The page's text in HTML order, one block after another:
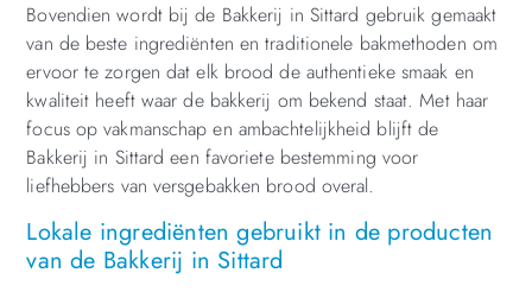
Bovendien wordt bij de Bakkerij in Sittard gebruik gemaakt
van de beste ingrediënten en traditionele bakmethoden om
ervoor te zorgen dat elk brood de authentieke smaak en
kwaliteit heeft waar de bakkerij om bekend staat. Met haar
focus op vakmanschap en ambachtelijkheid blijft de
Bakkerij in Sittard een favoriete bestemming voor
liefhebbers van versgebakken brood overal.
Lokale ingrediënten gebruikt in de producten
van de Bakkerij in Sittard